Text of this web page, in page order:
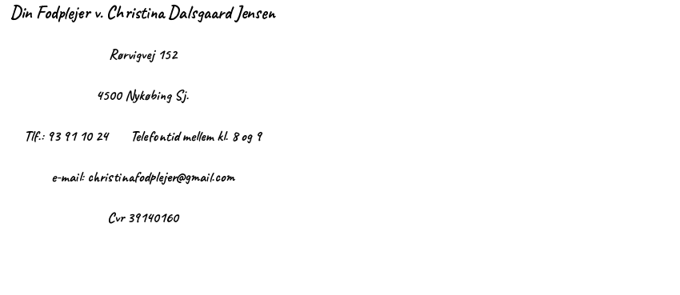
Din Fodplejer v. Christina Dalsgaard Jensen
Rørvigvej 152
4500 Nykøbing Sj.
Tlf.: 93 91 10 24 Telefontid mellem kl. 8 og 9
e-mail: christinafodplejer@gmail.com
Cvr 39140160